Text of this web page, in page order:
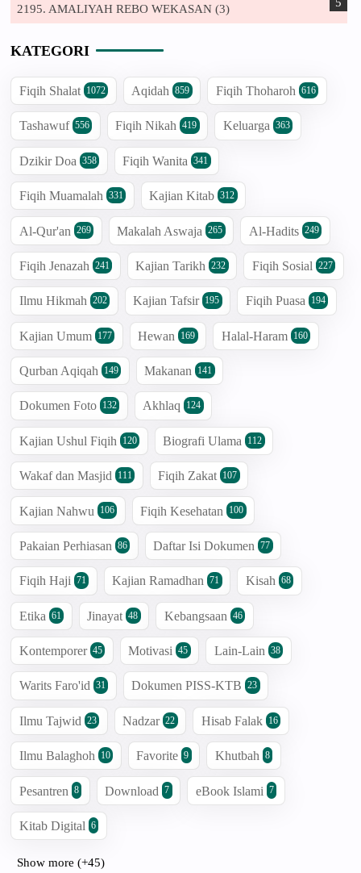
2195. AMALIYAH REBO WEKASAN (3)
KATEGORI
Fiqih Shalat 1072 Aqidah 859 Fiqih Thoharoh 616
Tashawuf 556 Fiqih Nikah 419 Keluarga 363
Dzikir Doa 358 Fiqih Wanita 341
Fiqih Muamalah 331 Kajian Kitab 312
Al-Qur'an 269 Makalah Aswaja 265 Al-Hadits 249
Fiqih Jenazah 241 Kajian Tarikh 232 Fiqih Sosial 227
Ilmu Hikmah 202 Kajian Tafsir 195 Fiqih Puasa 194
Kajian Umum 177 Hewan 169 Halal-Haram 160
Qurban Aqiqah 149 Makanan 141
Dokumen Foto 132 Akhlaq 124
Kajian Ushul Fiqih 120 Biografi Ulama 112
Wakaf dan Masjid 111 Fiqih Zakat 107
Kajian Nahwu 106 Fiqih Kesehatan 100
Pakaian Perhiasan 86 Daftar Isi Dokumen 77
Fiqih Haji 71 Kajian Ramadhan 71 Kisah 68
Etika 61 Jinayat 48 Kebangsaan 46
Kontemporer 45 Motivasi 45 Lain-Lain 38
Warits Faro'id 31 Dokumen PISS-KTB 23
Ilmu Tajwid 23 Nadzar 22 Hisab Falak 16
Ilmu Balaghoh 10 Favorite 9 Khutbah 8
Pesantren 8 Download 7 eBook Islami 7
Kitab Digital 6
Show more (+45)